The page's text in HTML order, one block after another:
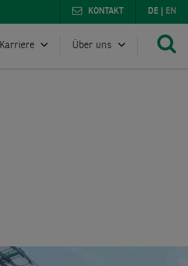
DE EN
KONTAKT
Karriere Über uns